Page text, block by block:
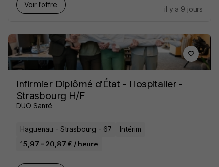
Voir l’offre
il y a 9 jours
Infirmier Diplômé d'État - Hospitalier -
Strasbourg H/F
DUO Santé
Haguenau - Strasbourg - 67
Intérim
15,97 - 20,87 € / heure